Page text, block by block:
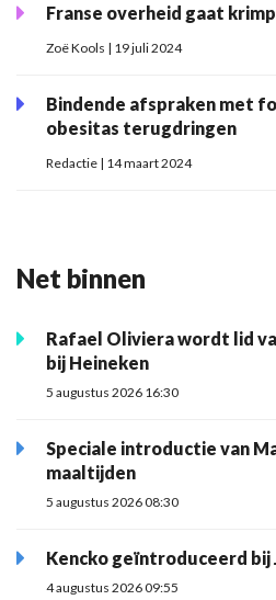
Franse overheid gaat
Zoë Kools | 19 juli 2024
Bindende afspraken met
obesitas terugdringen
Redactie | 14 maart 2024
Net binnen
Rafael Oliviera wordt lid
bij Heineken
5 augustus 2026 16:30
Speciale introductie van
maaltijden
5 augustus 2026 08:30
Kencko geïntroduceerd bij
4 augustus 2026 09:55